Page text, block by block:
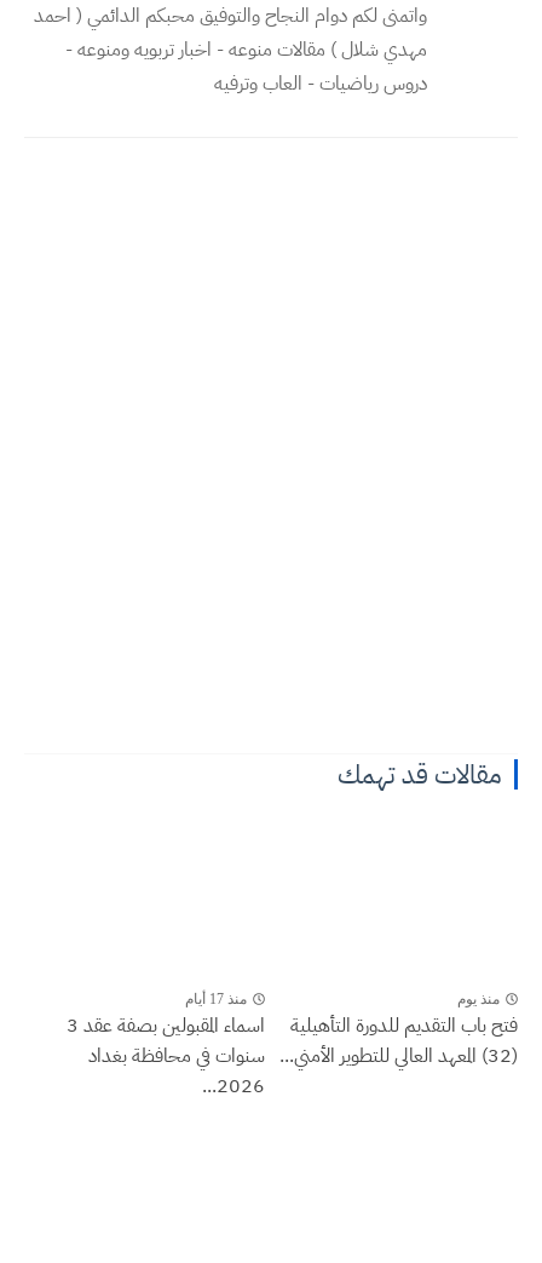
واتمنى لكم دوام النجاح والتوفيق محبكم الدائمي ( احمد
مهدي شلال ) مقالات منوعه - اخبار تربويه ومنوعه -
دروس رياضيات - العاب وترفيه
مقالات قد تهمك
منذ يوم
فتح باب التقديم للدورة التأهيلية
(32) المعهد العالي للتطوير الأمني...
منذ 17 أيام
اسماء المقبولين بصفة عقد 3
سنوات في محافظة بغداد
2026...